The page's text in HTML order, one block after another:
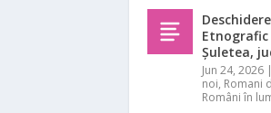
Șuletea,
Jun 24, 2026 |
noi, Romani
Români în